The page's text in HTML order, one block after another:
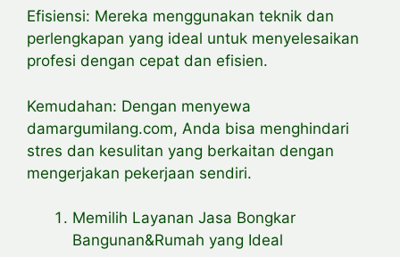
Efisiensi: Mereka menggunakan teknik dan
perlengkapan yang ideal untuk menyelesaikan
profesi dengan cepat dan efisien.
Kemudahan: Dengan menyewa
damargumilang.com, Anda bisa menghindari
stres dan kesulitan yang berkaitan dengan
mengerjakan pekerjaan sendiri.
Memilih Layanan Jasa Bongkar
Bangunan&Rumah yang Ideal